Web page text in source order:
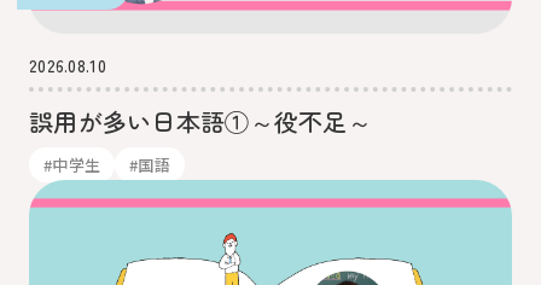
2026.08.10
誤用が多い日本語①～役不足～
#中学生 #国語